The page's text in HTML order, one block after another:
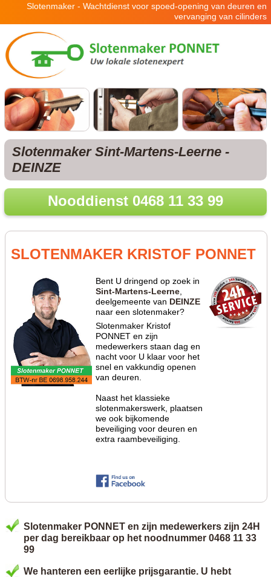
Slotenmaker - Wachtdienst voor spoed-opening van deuren en
vervanging van cilinders
Slotenmaker Sint-Martens-Leerne -
DEINZE
Nooddienst 0468 11 33 99
SLOTENMAKER KRISTOF PONNET
Bent U dringend op zoek in
Sint-Martens-Leerne
deelgemeente van DEINZE
naar een slotenmaker?
Slotenmaker Kristof
PONNET en zijn
medewerkers staan dag en
nacht voor U klaar voor het
snel en vakkundig openen
van deuren.
Naast het klassieke
slotenmakerswerk, plaatsen
we ook bijkomende
beveiliging voor deuren en
extra raambeveiliging.
Slotenmaker PONNET en zijn medewerkers zijn 24H
per dag bereikbaar op het noodnummer 0468 11 33
99
We hanteren een eerlijke prijsgarantie. U hebt